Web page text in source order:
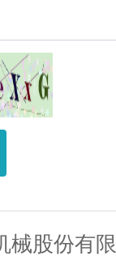
械股份有